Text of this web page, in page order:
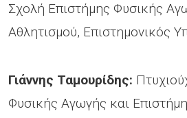
Σχολή Επιστήμης Φυσικής
Αθλητισμού, Επιστημονικός
Γιάννης Ταμουρίδης:
Φυσικής Αγωγής και